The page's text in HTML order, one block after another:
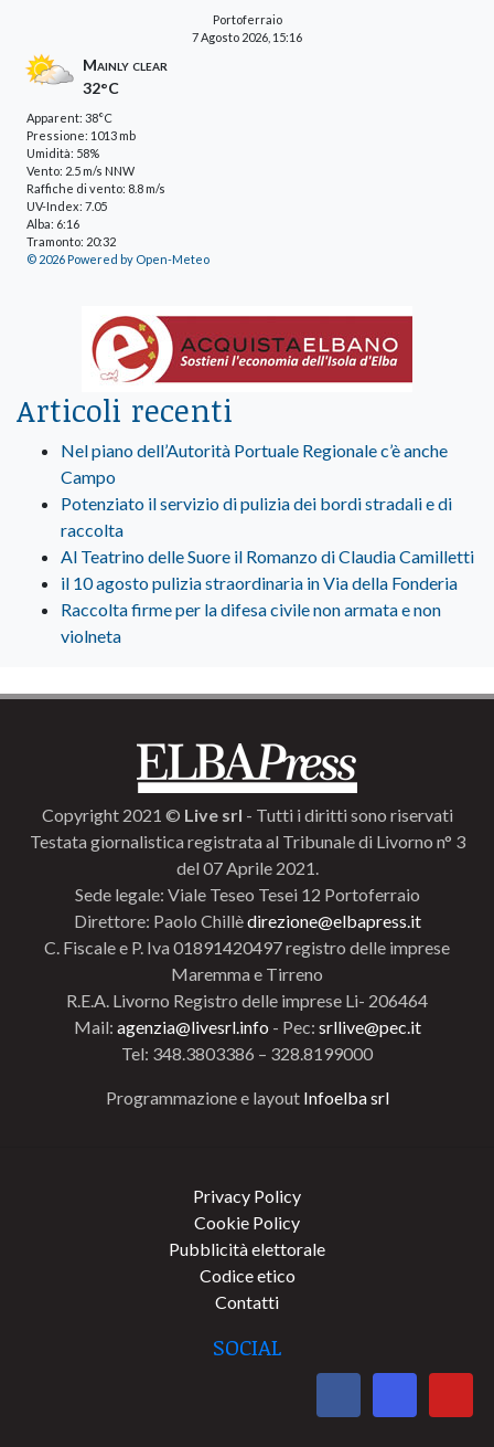
Portoferraio
7 Agosto 2026, 15:16
Mainly clear
32°C
Apparent: 38°C
Pressione: 1013 mb
Umidità: 58%
Vento: 2.5 m/s NNW
Raffiche di vento: 8.8 m/s
UV-Index: 7.05
Alba: 6:16
Tramonto: 20:32
© 2026 Powered by Open-Meteo
Articoli recenti
Nel piano dell’Autorità Portuale Regionale c’è anche
Campo
Potenziato il servizio di pulizia dei bordi stradali e di
raccolta
Al Teatrino delle Suore il Romanzo di Claudia Camilletti
il 10 agosto pulizia straordinaria in Via della Fonderia
Raccolta firme per la difesa civile non armata e non
violneta
Copyright 2021 © Live srl - Tutti i diritti sono riservati
Testata giornalistica registrata al Tribunale di Livorno n° 3
del 07 Aprile 2021.
Sede legale: Viale Teseo Tesei 12 Portoferraio
Direttore: Paolo Chillèdirezione@elbapress.it
C. Fiscale e P. Iva 01891420497 registro delle imprese
Maremma e Tirreno
R.E.A. Livorno Registro delle imprese Li- 206464
Mail: agenzia@livesrl.info - Pec: srllive@pec.it
Tel: 348.3803386 – 328.8199000
Programmazione e layout Infoelba srl
Privacy Policy
Cookie Policy
Pubblicità elettorale
Codice etico
Contatti
SOCIAL